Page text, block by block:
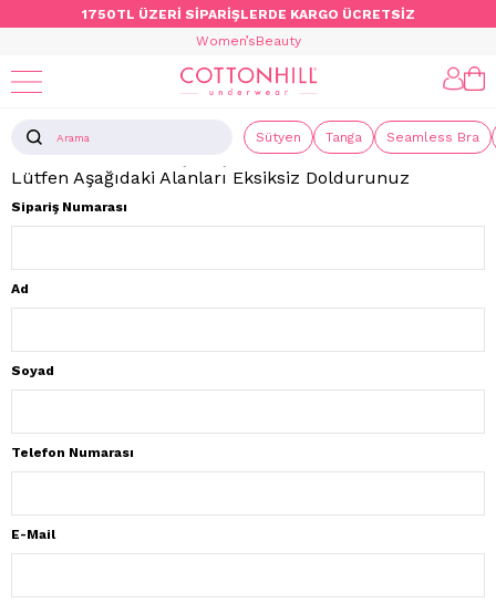
1750TL ÜZERİ SİPARİŞLERDE KARGO ÜCRETSİZ
Women’sBeauty
Sütyen Tanga Seamless Bra
İade Talep Formu
Üyeliksiz Yapılan Alışverişlerinizin İade Talebi İçin
Lütfen Aşağıdaki Alanları Eksiksiz Doldurunuz
Sipariş Numarası
Ad
Soyad
Telefon Numarası
E-Mail